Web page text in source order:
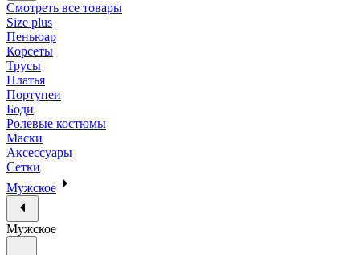
Смотреть все товары
Size plus
Пеньюар
Корсеты
Трусы
Платья
Портупеи
Боди
Ролевые костюмы
Маски
Аксессуары
Сетки
Мужское
Мужское